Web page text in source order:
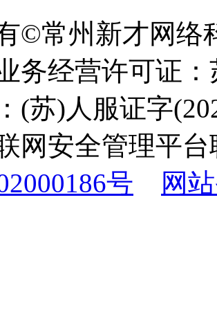
©常州新才网络
务经营许可证
(苏)人服证字
网安全管理平
号
网